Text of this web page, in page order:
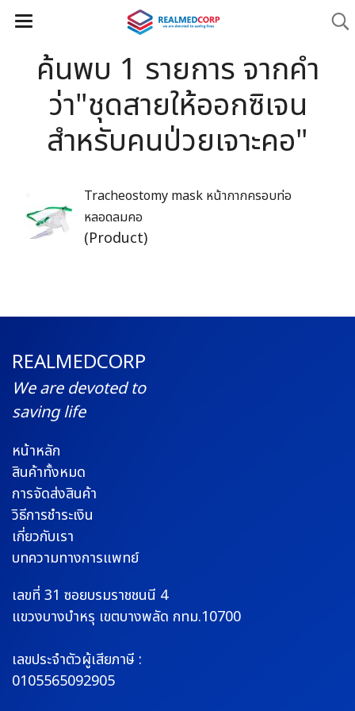
ค้นพบ 1 รายการ จากคำ
ว่า"ชุดสายให้ออกซิเจน
สำหรับคนป่วยเจาะคอ"
Tracheostomy mask หน้ากากครอบท่อ
หลอดลมคอ
(Product)
REALMEDCORP
We are devoted to
saving life
หน้าหลัก
สินค้าทั้งหมด
การจัดส่งสินค้า
วิธีการชำระเงิน
เกี่ยวกับเรา
บทความทางการแพทย์
เลขที่ 31 ซอยบรมราชชนนี 4
แขวงบางบำหรุ เขตบางพลัด กทม.10700
เลขประจำตัวผู้เสียภาษี :
0105565092905